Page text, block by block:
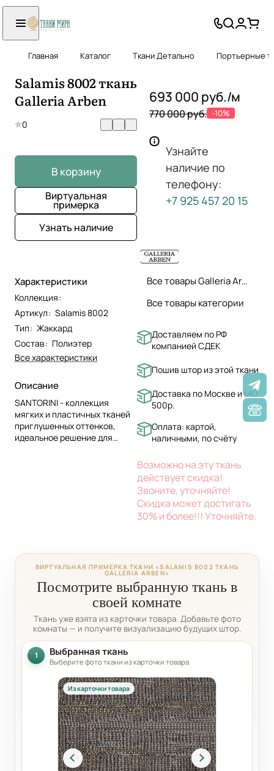
Главная Каталог Ткани Детально Портьерные
Salamis 8002 ткань
Galleria Arben
0
В корзину
Виртуальная
примерка
Узнать наличие
Характеристики
Коллекция:
Артикул: Salamis 8002
Тип: Жаккард
Состав: Полиэтер
Все характеристики
Описание
SANTORINI - коллекция
мягких и пластичных тканей
приглушенных оттенков,
идеальное решение для
693 000 руб./м
770 000 руб. -10%
Узнайте
наличие по
телефону:
+7 925 457 20 15
Все товары Galleria Arben
Все товары категории
Доставляем по РФ
компанией СДЕК
Пошив штор из этой ткани
Доставка по Москве и МО
500р.
Оплата: картой,
наличными, по счёту
Возможно на эту ткань
действует скидка!
Звоните, уточняйте!
Скидка может достигать
30% и более!!! Уточняйте.
ВИРТУАЛЬНАЯ ПРИМЕРКА ТКАНИ «SALAMIS 8002 ТКАНЬ
GALLERIA ARBEN»
Посмотрите выбранную ткань в
своей комнате
Ткань уже взята из карточки товара. Добавьте фото
комнаты — и получите визуализацию будущих штор.
1 Выбранная ткань
Выберите фото ткани из карточки товара
Из карточки товара